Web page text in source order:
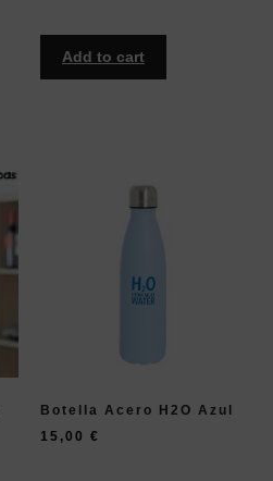
Add to cart
Botella Acero H2O Azul
15,00 €